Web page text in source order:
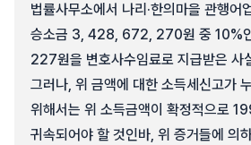
법률사무소에서 나리·한의마을 관행어
승소금 3, 428, 672, 270원 중 10%
227원을 변호사수임료로 지급받은 사
그러나, 위 금액에 대한 소득세신고가
위해서는 위 소득금액이 확정적으로
귀속되어야 할 것인바, 위 증거들에 의